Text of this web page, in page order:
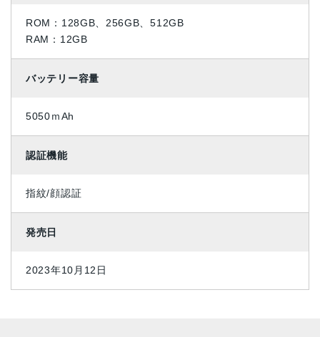
ROM：128GB、256GB、512GB
RAM：12GB
バッテリー容量
5050ｍAh
認証機能
指紋/顔認証
発売日
2023年10月12日